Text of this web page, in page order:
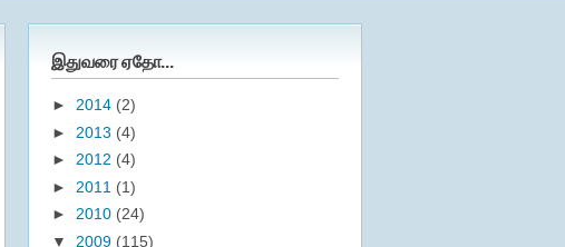
இதுவரை ஏதோ...
► 2014 (2)
► 2013 (4)
► 2012 (4)
► 2011 (1)
► 2010 (24)
▼ 2009 (115)